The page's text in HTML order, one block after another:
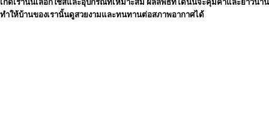
เกิดเรานั้นเลือกใช้สีและอุปกรณ์ที่เหมาะสม ผลลัพธ์ที่ได้นั้นจะคุ้มค่าและยาวนาน
ทำให้บ้านของเรานั้นดูสวยงามและทนทานต่อสภาพอากาศได้